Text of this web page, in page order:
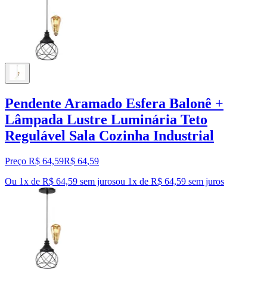
Pendente Aramado Esfera Balonê +
Lâmpada Lustre Luminária Teto
Regulável Sala Cozinha Industrial
Preço R$ 64,59R$ 64,59
Ou 1x de R$ 64,59 sem jurosou 1x de R$ 64,59 sem juros